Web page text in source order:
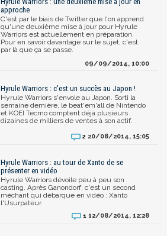
approche
C'est par le biais de Twitter que l'on apprend
qu'une deuxième mise à jour pour Hyrule
Warriors est actuellement en préparation.
Pour en savoir davantage sur le sujet, c'est
par là que ça se passe.
09/09/2014, 10:00
Hyrule Warriors : c'est un succès au Japon !
Hyrule Warriors s'envole au Japon. Sorti la
semaine dernière, le beat'em'all de Nintendo
et KOEI Tecmo comptent déjà plusieurs
dizaines de milliers de ventes à son actif.
2 20/08/2014, 15:05
Hyrule Warriors : au tour de Xanto de se
présenter en vidéo
Hyrule Warriors dévoile peu à peu son
casting. Après Ganondorf, c'est un second
méchant qui débarque en vidéo : Xanto
l'Usurpateur.
1 12/08/2014, 12:28